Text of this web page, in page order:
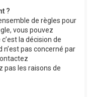
?
de règles pour
vous pouvez
la décision de
n’est pas concerné par
pas les raisons de